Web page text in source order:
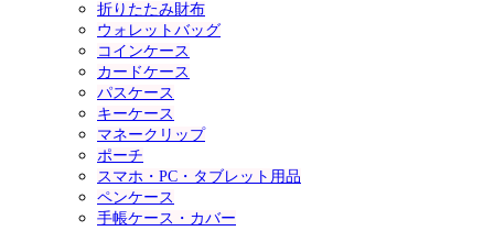
折りたたみ財布
ウォレットバッグ
コインケース
カードケース
パスケース
キーケース
マネークリップ
ポーチ
スマホ・PC・タブレット用品
ペンケース
手帳ケース・カバー